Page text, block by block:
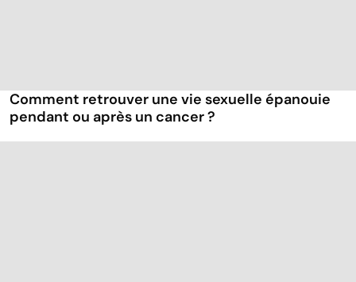
Comment retrouver une vie sexuelle épanouie
pendant ou après un cancer ?